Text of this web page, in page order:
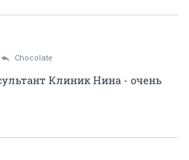
Chocolate
Клиник Нина - очень